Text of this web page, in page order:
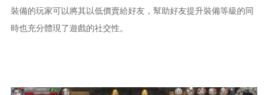
裝備的玩家可以將其以低價賣給好友，幫助好友提升裝備等級的同
時也充分體現了遊戲的社交性。